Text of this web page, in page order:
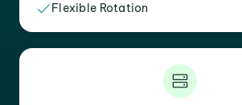
Flexible Rotation